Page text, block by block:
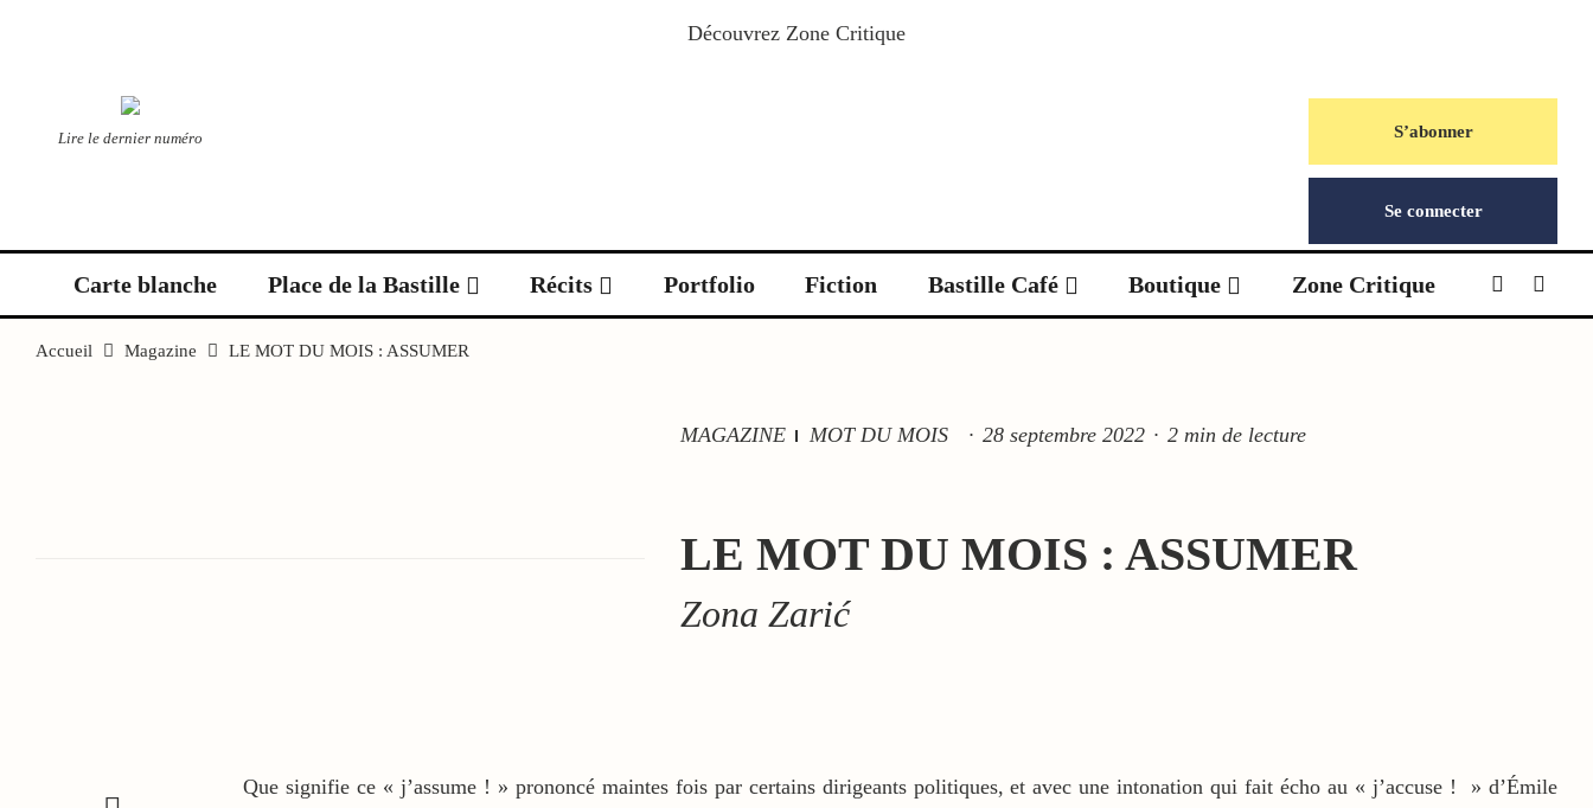
Découvrez Zone Critique
Lire le dernier numéro S’abonner
Se connecter
Carte blanche Place de la Bastille Récits Portfolio Fiction Bastille Café Boutique Zone Critique
Accueil Magazine LE MOT DU MOIS : ASSUMER
MAGAZINE MOT DU MOIS · 28 septembre 2022 · 2 min de lecture
LE MOT DU MOIS : ASSUMER
Zona Zarić
Que signifie ce « j’assume ! » prononcé maintes fois par certains dirigeants politiques, et avec une intonation qui fait écho au « j’accuse ! » d’Émile